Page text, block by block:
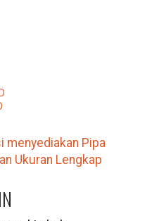
menyediakan Pipa
Ukuran Lengkap